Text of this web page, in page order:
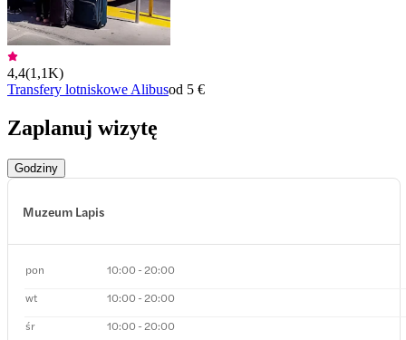
4,4(1,1K)
Transfery lotniskowe Alibusod 5 €
Zaplanuj wizytę
Godziny
Muzeum Lapis
pon
10:00 - 20:00
wt
10:00 - 20:00
śr
10:00 - 20:00